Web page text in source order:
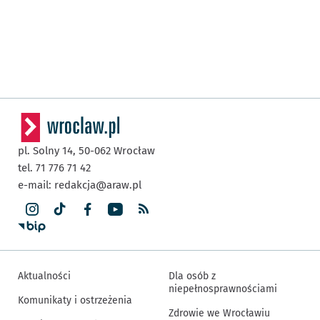
pl. Solny 14, 50-062 Wrocław
tel. 71 776 71 42
e-mail: redakcja@araw.pl
Aktualności
Komunikaty i ostrzeżenia
Dla osób z
niepełnosprawnościami
Zdrowie we Wrocławiu